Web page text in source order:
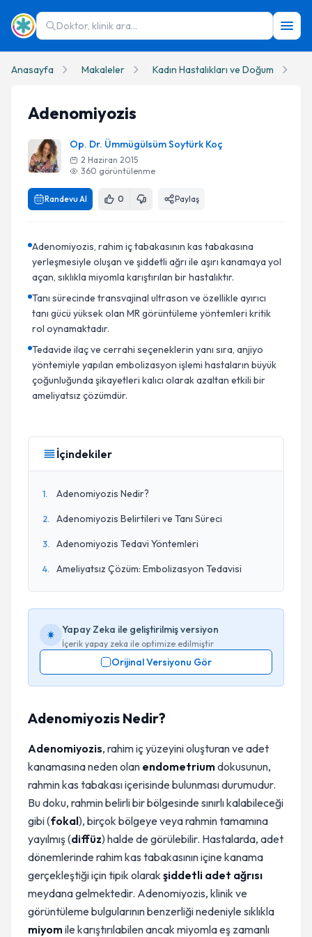
Doktor, klinik ara...
Anasayfa Makaleler Kadın Hastalıkları ve Doğum
Adenomiyozis
Op. Dr. Ümmügülsüm Soytürk Koç
2 Haziran 2015
360 görüntülenme
Randevu Al 0 Paylaş
Adenomiyozis, rahim iç tabakasının kas tabakasına
yerleşmesiyle oluşan ve şiddetli ağrı ile aşırı kanamaya yol
açan, sıklıkla miyomla karıştırılan bir hastalıktır.
Tanı sürecinde transvajinal ultrason ve özellikle ayırıcı
tanı gücü yüksek olan MR görüntüleme yöntemleri kritik
rol oynamaktadır.
Tedavide ilaç ve cerrahi seçeneklerin yanı sıra, anjiyo
yöntemiyle yapılan embolizasyon işlemi hastaların büyük
çoğunluğunda şikayetleri kalıcı olarak azaltan etkili bir
ameliyatsız çözümdür.
İçindekiler
1. Adenomiyozis Nedir?
2. Adenomiyozis Belirtileri ve Tanı Süreci
3. Adenomiyozis Tedavi Yöntemleri
4. Ameliyatsız Çözüm: Embolizasyon Tedavisi
Yapay Zeka ile geliştirilmiş versiyon
İçerik yapay zeka ile optimize edilmiştir
Orijinal Versiyonu Gör
Adenomiyozis Nedir?
Adenomiyozis, rahim iç yüzeyini oluşturan ve adet
kanamasına neden olan endometriumdokusunun,
rahmin kas tabakası içerisinde bulunması durumudur.
Bu doku, rahmin belirli bir bölgesinde sınırlı kalabileceği
gibi (fokal), birçok bölgeye veya rahmin tamamına
yayılmış (diffüz) halde de görülebilir. Hastalarda, adet
dönemlerinde rahim kas tabakasının içine kanama
gerçekleştiği için tipik olarak şiddetli adet ağrısı
meydana gelmektedir. Adenomiyozis, klinik ve
görüntüleme bulgularının benzerliği nedeniyle sıklıkla
miyomile karıştırılabilen ancak miyomla eş zamanlı